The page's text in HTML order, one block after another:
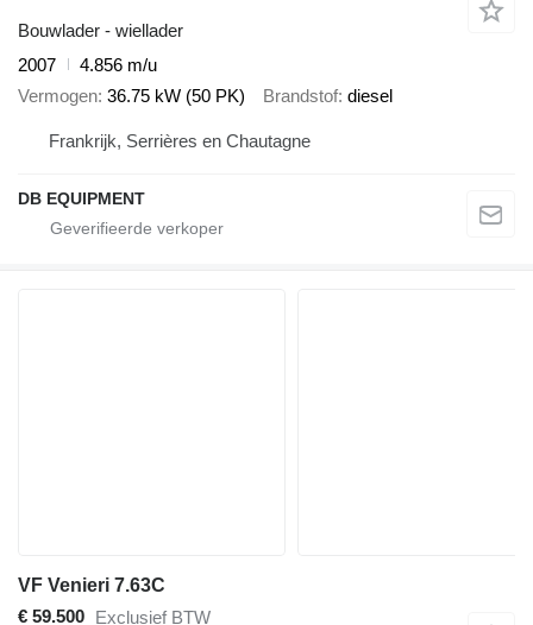
Bouwlader - wiellader
2007
4.856 m/u
Vermogen 36.75 kW (50 PK) Brandstof diesel
Frankrijk, Serrières en Chautagne
DB EQUIPMENT
VF Venieri 7.63C
€ 59.500
Exclusief BTW